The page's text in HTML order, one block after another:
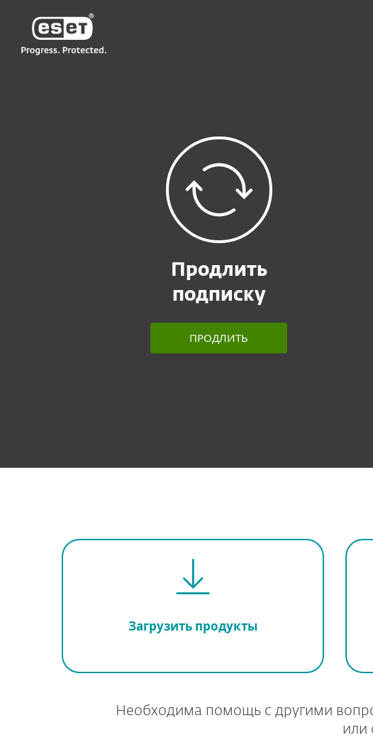
Продлить
подписку
ПРОДЛИТЬ
Загрузить продукты
Необходима помощь с другими
или
KZ KZ-RU2Существующим пользователям
ESET